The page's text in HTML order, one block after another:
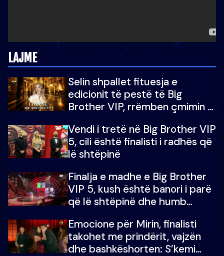
LAJME
Selin shpallet fituesja e
edicionit të pestë të Big
Brother VIP, rrëmben çmimin e
Vendi i tretë në Big Brother VIP
5, cili është finalisti i radhës që
lë shtëpinë
Finalja e madhe e Big Brother
VIP 5, kush është banori i parë
që lë shtëpinë dhe humb
çmimin e madh
Emocione për Mirin, finalisti
takohet me prindërit, vajzën
dhe bashkëshorten: S’kemi